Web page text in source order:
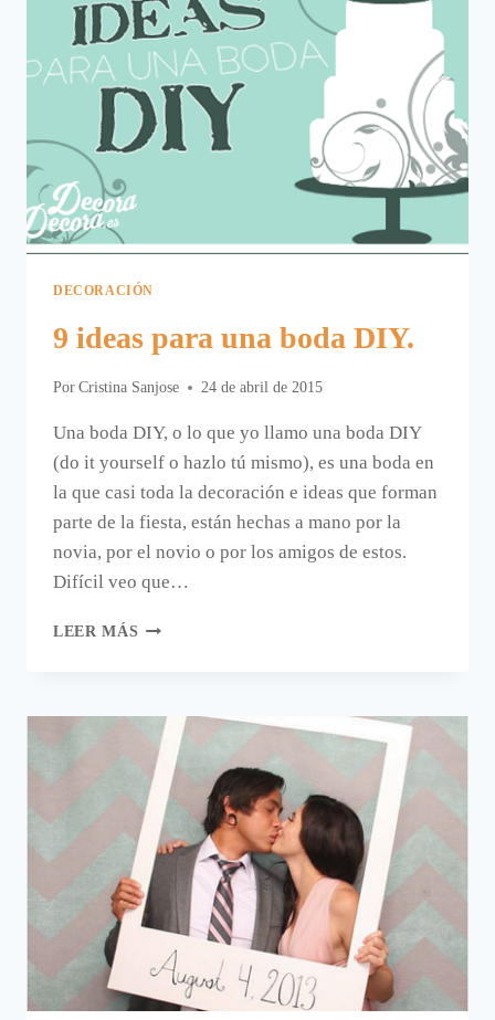
DECORACIÓN
9 ideas para una boda DIY.
Por Cristina Sanjose 24 de abril de 2015
Una boda DIY, o lo que yo llamo una boda DIY
(do it yourself o hazlo tú mismo), es una boda en
la que casi toda la decoración e ideas que forman
parte de la fiesta, están hechas a mano por la
novia, por el novio o por los amigos de estos.
Difícil veo que…
LEER MÁS 9
BODA
DIY.